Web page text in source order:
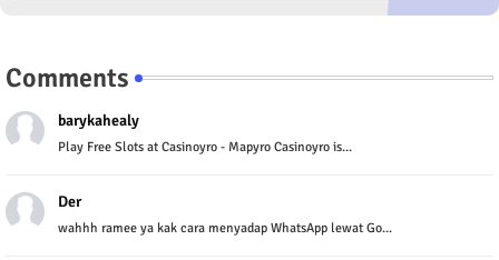
Comments
barykahealy
Play Free Slots at Casinoyro - Mapyro Casinoyro is...
Der
wahhh ramee ya kak cara menyadap WhatsApp lewat Go...